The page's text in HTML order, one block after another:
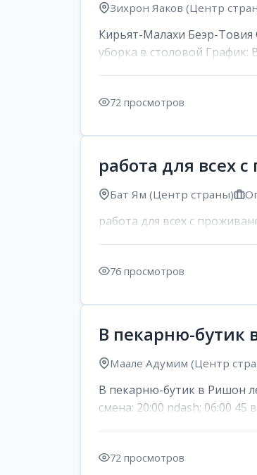
Зихрон Яаков (Центр
Кирьят-Малахи Беэр-
уборка в столовой График:
72 просмотров
работа для всех
Бат Ям (Центр страны)
работа для всех с
76 просмотров
В пекарню-бутик
Маале Адумим (Центр
В пекарню-бутик в Ришон
смена: 20:00 ndash; 06:00 45
72 просмотров